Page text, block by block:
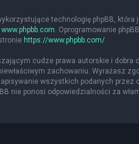
wykorzystujące technologię phpBB,
www.phpbb.com. Oprogramowanie
https://www.phpbb.com/.
cudze prawa autorskie i dobra
zachowaniu. Wyrażasz
wszystkich podanych
nie ponosi odpowiedzialności za